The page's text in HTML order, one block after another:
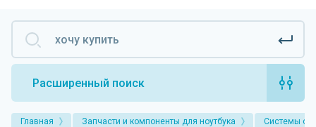
Расширенный поиск
Главная Запчасти и компоненты для ноутбука Системы